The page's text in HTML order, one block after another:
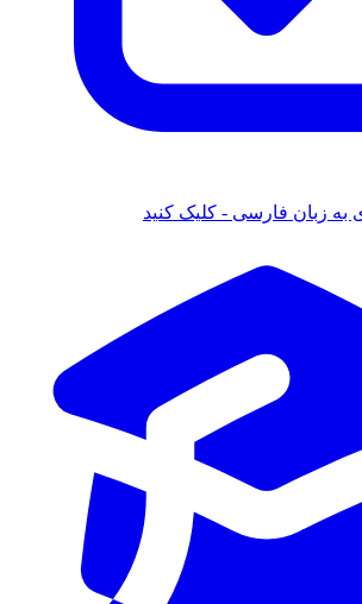
به زبان فارسی - کلیک کنید